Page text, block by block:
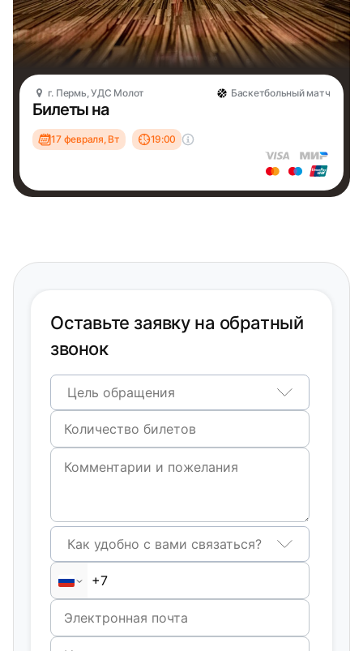
г. Пермь, УДС Молот Баскетбольный матч
Билеты на
17 февраля, Вт 19:00
Оставьте заявку на обратный
звонок
Цель обращения
Как удобно с вами связаться?